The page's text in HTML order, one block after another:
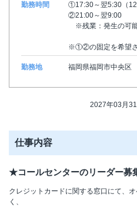
勤務時間
①17:30～翌5:30（
②21:00～翌9:00
※残業：発生の可
※①②の固定を希望さ
勤務地 福岡県福岡市中央区
2027年03月
仕事内容
★コールセンターのリーダー募
クレジットカードに関する窓口にて、
く、